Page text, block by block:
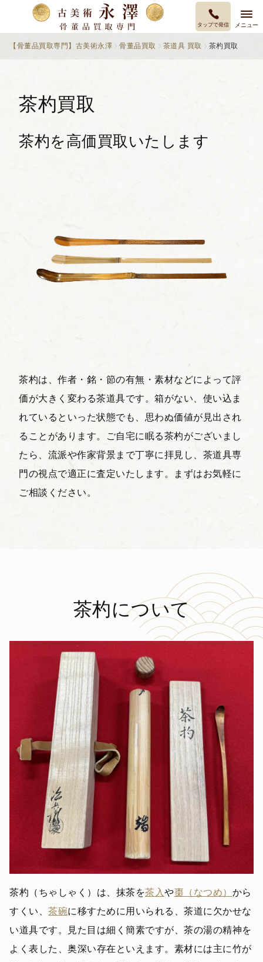
タップで発信 メニュー
【骨董品買取専門】古美術永澤 骨董品買取 茶道具 買取 茶杓買取
茶杓買取
茶杓を高価買取いたします
茶杓は、作者・銘・節の有無・素材などによって評
価が大きく変わる茶道具です。箱がない、使い込ま
れているといった状態でも、思わぬ価値が見出され
ることがあります。ご自宅に眠る茶杓がございまし
たら、流派や作家背景まで丁寧に拝見し、茶道具専
門の視点で適正に査定いたします。まずはお気軽に
ご相談ください。
茶杓について
茶杓（ちゃしゃく）は、抹茶を茶入や棗（なつめ） から
すくい、 茶碗に移すために用いられる、茶道に欠かせな
い道具です。見た目は細く簡素ですが、茶の湯の精神を
よく表した、奥深い存在といえます。素材には主に竹が